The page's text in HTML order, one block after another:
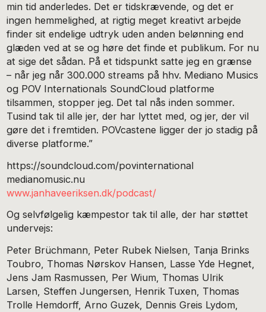
min tid anderledes. Det er tidskrævende, og det er
ingen hemmelighed, at rigtig meget kreativt arbejde
finder sit endelige udtryk uden anden belønning end
glæden ved at se og høre det finde et publikum. For nu
at sige det sådan. På et tidspunkt satte jeg en grænse
– når jeg når 300.000 streams på hhv. Mediano Musics
og POV Internationals SoundCloud platforme
tilsammen, stopper jeg. Det tal nås inden sommer.
Tusind tak til alle jer, der har lyttet med, og jer, der vil
gøre det i fremtiden. POVcastene ligger der jo stadig på
diverse platforme.”
https://soundcloud.com/povinternational
medianomusic.nu
www.janhaveeriksen.dk/podcast/
Og selvfølgelig kæmpestor tak til alle, der har støttet
undervejs:
Peter Brüchmann, Peter Rubek Nielsen, Tanja Brinks
Toubro, Thomas Nørskov Hansen, Lasse Yde Hegnet,
Jens Jam Rasmussen, Per Wium, Thomas Ulrik
Larsen, Steffen Jungersen, Henrik Tuxen, Thomas
Trolle Hemdorff, Arno Guzek, Dennis Greis Lydom,